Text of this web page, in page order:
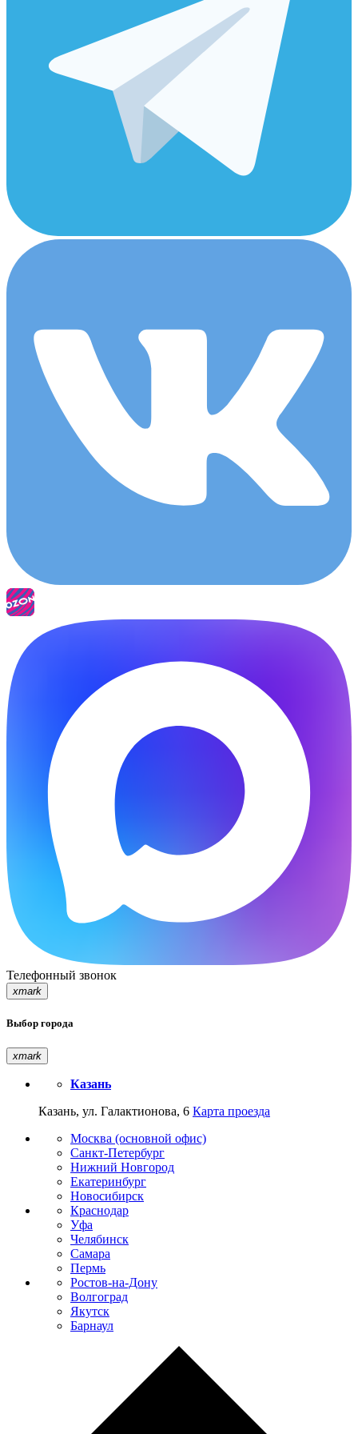
Телефонный звонок
xmark
Выбор города
xmark
Казань
Казань, ул. Галактионова, 6 Карта проезда
Москва (основной офис)
Санкт-Петербург
Нижний Новгород
Екатеринбург
Новосибирск
Краснодар
Уфа
Челябинск
Самара
Пермь
Ростов-на-Дону
Волгоград
Якутск
Барнаул